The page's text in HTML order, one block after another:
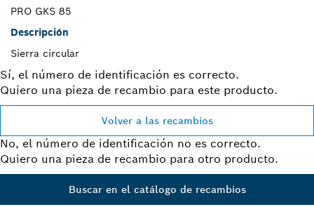
PRO GKS 85
Descripción
Sierra circular
Sí, el número de identificación es correcto.
Quiero una pieza de recambio para este producto.
Volver a las recambios
No, el número de identificación no es correcto.
Quiero una pieza de recambio para otro producto.
Buscar en el catálogo de recambios